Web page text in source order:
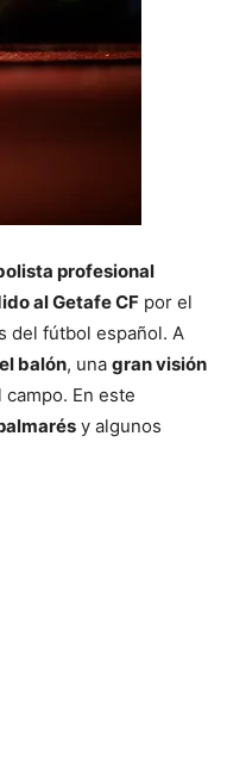
profesional
al Getafe CF por el
del fútbol español. A
balón, una gran visión
En este
y algunos